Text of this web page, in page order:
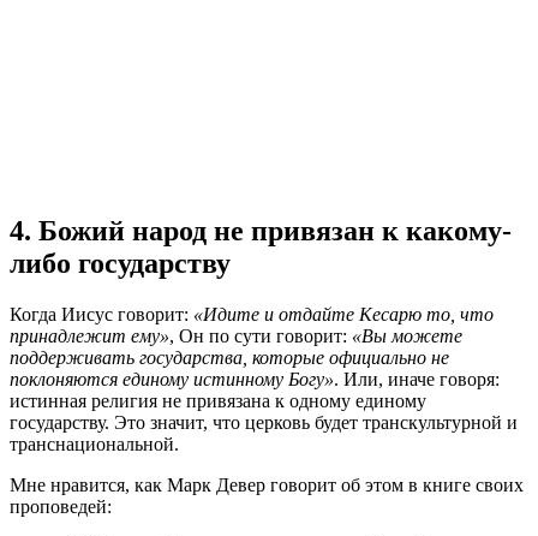
4. Божий народ не привязан к какому-
либо государству
Когда Иисус говорит: «Идите и отдайте Кесарю то, что
принадлежит ему», Он по сути говорит: «Вы можете
поддерживать государства, которые официально не
поклоняются единому истинному Богу». Или, иначе говоря:
истинная религия не привязана к одному единому
государству. Это значит, что церковь будет транскультурной и
транснациональной.
Мне нравится, как Марк Девер говорит об этом в книге своих
проповедей: